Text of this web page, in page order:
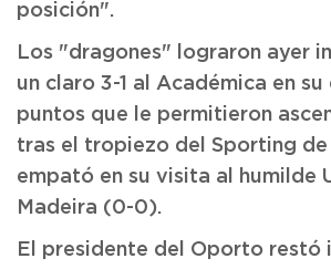
posición".
Los "dragones" lograron ayer
un claro 3-1 al Académica en
puntos que le permitieron
tras el tropiezo del Sporting de
empató en su visita al humilde
Madeira (0-0).
El presidente del Oporto restó